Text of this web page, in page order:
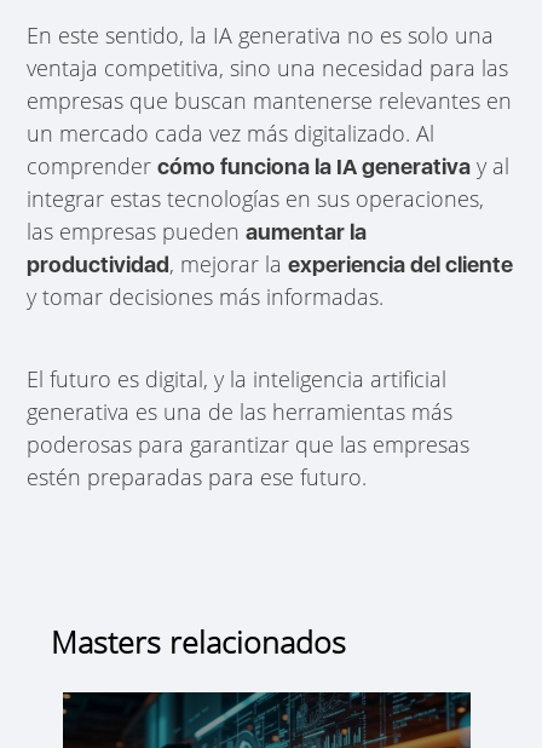
En este sentido, la IA generativa no es solo una
ventaja competitiva, sino una necesidad para las
empresas que buscan mantenerse relevantes en
un mercado cada vez más digitalizado. Al
comprendercómo funciona la IA generativa y al
integrar estas tecnologías en sus operaciones,
las empresas puedenaumentar la
productividad, mejorar laexperiencia del cliente
y tomar decisiones más informadas.
El futuro es digital, y la inteligencia artificial
generativa es una de las herramientas más
poderosas para garantizar que las empresas
estén preparadas para ese futuro.
Masters relacionados